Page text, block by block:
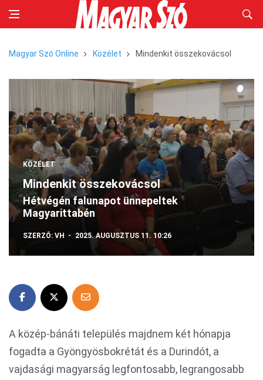
Magyar Szó Online Közélet Mindenkit összekovácsol
KÖZÉLET
Mindenkit összekovácsol
Hétvégén falunapot ünnepeltek
Magyarittabén
SZERZŐ: VH 2025. AUGUSZTUS 11. 10:26
A közép-bánáti település majdnem két hónapja
fogadta a Gyöngyösbokrétát és a Durindót, a
vajdasági magyarság legfontosabb, legrangosabb